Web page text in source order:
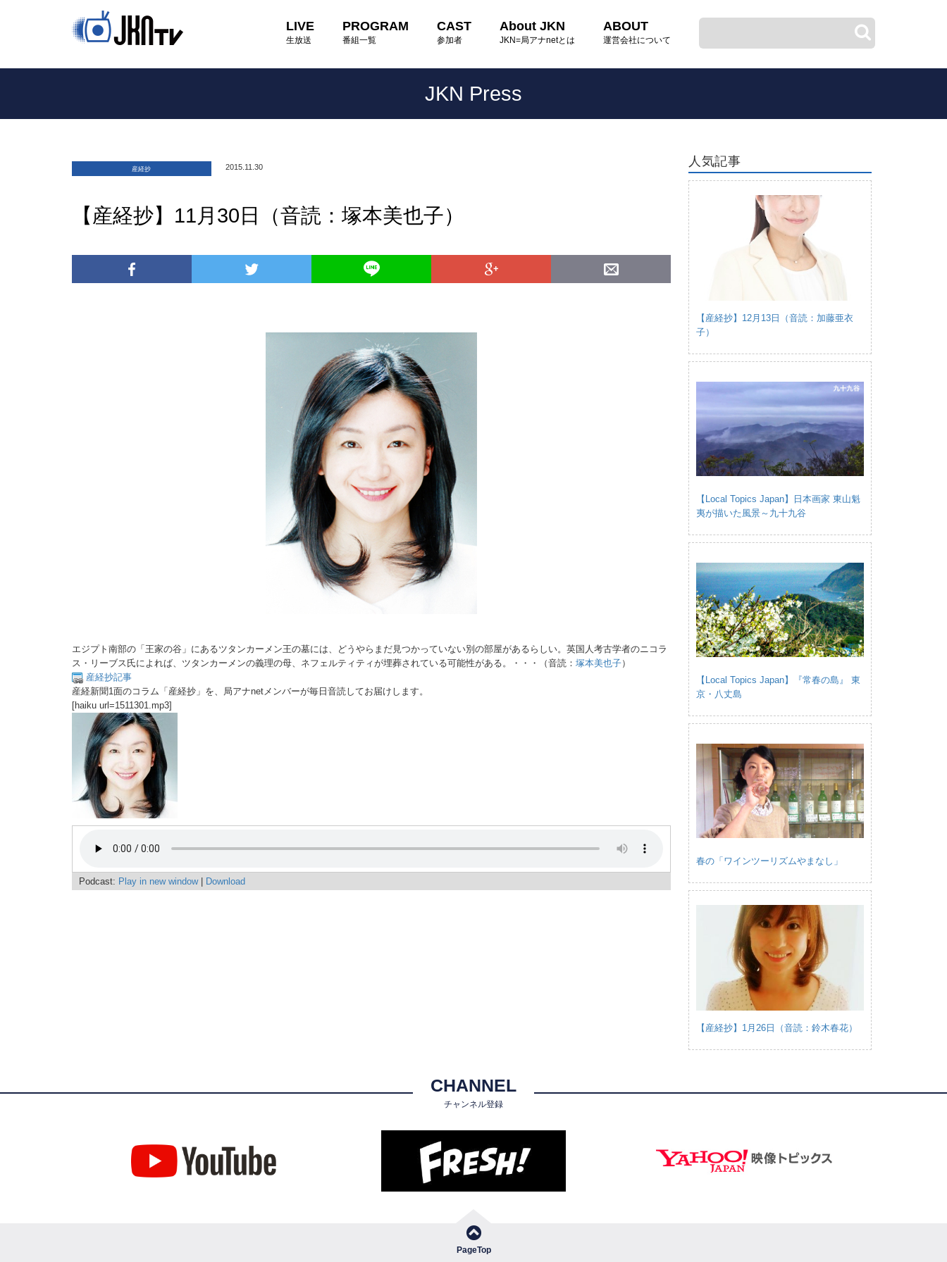
LIVE
生放送
PROGRAM
番組一覧
CAST
参加者
About JKN
JKN=局アナnetとは
ABOUT
運営会社について
JKN Press
産経抄 2015.11.30
【産経抄】11月30日（音読：塚本美也子）
エジプト南部の「王家の谷」にあるツタンカーメン王の墓には、どうやらまだ見つかっていない別の部屋があるらしい。英国人考古学者のニコラ
ス・リーブス氏によれば、ツタンカーメンの義理の母、ネフェルティティが埋葬されている可能性がある。・・・（音読： 塚本美也子）
産経抄記事
産経新聞1面のコラム「産経抄」を、局アナnetメンバーが毎日音読してお届けします。
[haiku url=1511301.mp3]
Podcast: Play in new window| Download
人気記事
【産経抄】12月13日（音読：加藤亜衣
子）
【Local Topics Japan】日本画家 東山魁
夷が描いた風景～九十九谷
【Local Topics Japan】『常春の島』 東
京・八丈島
春の「ワインツーリズムやまなし」
【産経抄】1月26日（音読：鈴木春花）
CHANNEL
チャンネル登録
PageTop